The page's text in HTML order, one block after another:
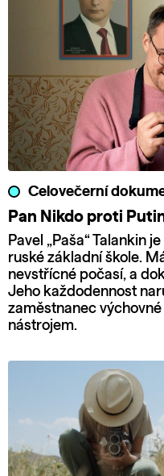
Celovečerní
Pan Nikdo proti
Pavel „Paša“ Talankin
ruské základní škole.
nevstřícné počasí, a
Jeho každodennost
zaměstnanec
nástrojem.